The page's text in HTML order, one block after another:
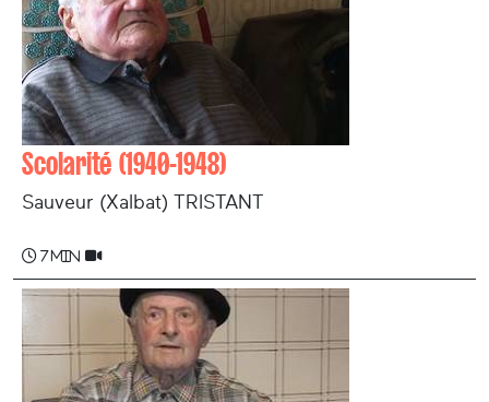
Scolarité (1940-1948)
Sauveur (Xalbat) TRISTANT
7 min